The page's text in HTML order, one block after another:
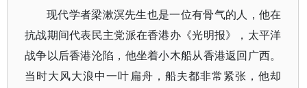
现代学者梁漱溟先生也是一位有骨气的人，他在
抗战期间代表民主党派在香港办《光明报》，太平洋
战争以后香港沦陷，他坐着小木船从香港返回广西。
当时大风大浪中一叶扁舟，船夫都非常紧张，他却